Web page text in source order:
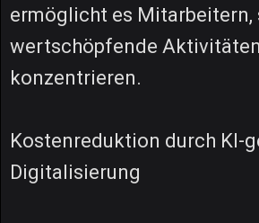
ermöglicht es Mitarbeitern,
wertschöpfende
konzentrieren.
Kostenreduktion durch KI-
Digitalisierung